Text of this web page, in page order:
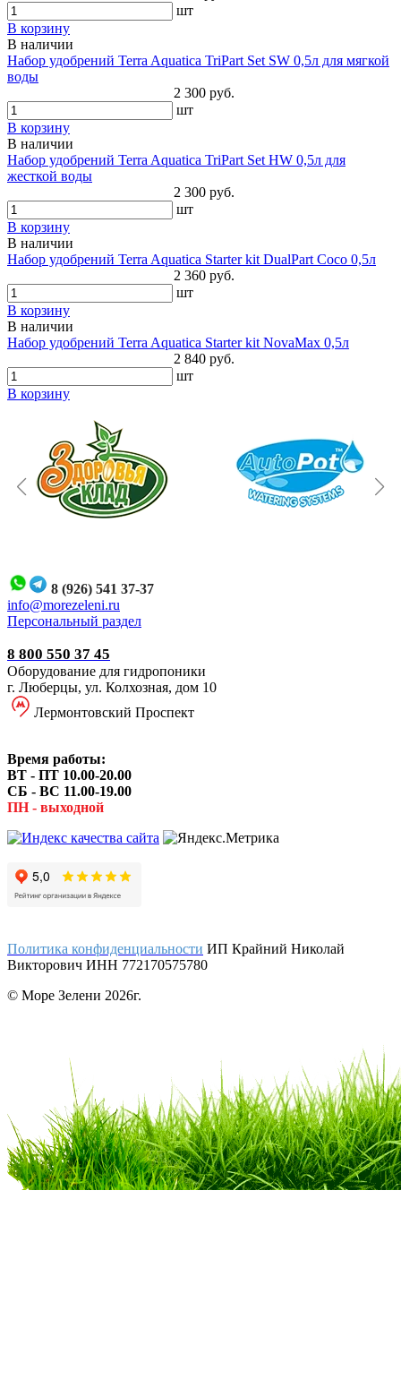
шт
В корзину
В наличии
Набор удобрений Terra Aquatica TriPart Set SW 0,5л для мягкой
воды
2 300 руб.
шт
В корзину
В наличии
Набор удобрений Terra Aquatica TriPart Set HW 0,5л для
жесткой воды
2 300 руб.
шт
В корзину
В наличии
Набор удобрений Terra Aquatica Starter kit DualPart Coco 0,5л
2 360 руб.
шт
В корзину
В наличии
Набор удобрений Terra Aquatica Starter kit NovaMax 0,5л
2 840 руб.
шт
В корзину
8 (926) 541 37-37
info@morezeleni.ru
Персональный раздел
8 800 550 37 45
Оборудование для гидропоники
г. Люберцы, ул. Колхозная, дом 10
Лермонтовский Проспект
Время работы:
ВТ - ПТ 10.00-20.00
СБ - ВС 11.00-19.00
ПН - выходной
Политика конфиденциальности ИП Крайний Николай
Викторович ИНН 772170575780
© Море Зелени 2026г.